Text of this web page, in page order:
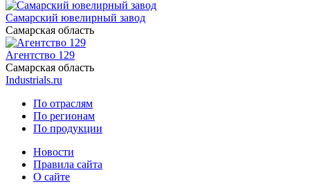
Самарский ювелирный завод
Самарская область
Агентство 129
Самарская область
Industrials.ru
По отраслям
По регионам
По продукции
Новости
Правила сайта
О сайте